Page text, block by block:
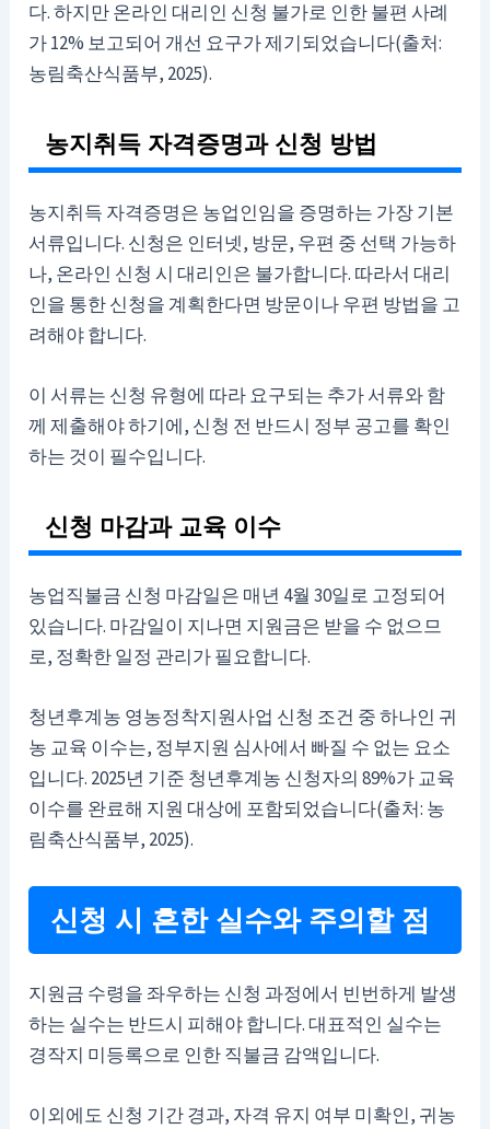
다. 하지만 온라인 대리인 신청 불가로 인한 불편 사례
가 12% 보고되어 개선 요구가 제기되었습니다(출처:
농림축산식품부, 2025).
농지취득 자격증명과 신청 방법
농지취득 자격증명은 농업인임을 증명하는 가장 기본
서류입니다. 신청은 인터넷, 방문, 우편 중 선택 가능하
나, 온라인 신청 시 대리인은 불가합니다. 따라서 대리
인을 통한 신청을 계획한다면 방문이나 우편 방법을 고
려해야 합니다.
이 서류는 신청 유형에 따라 요구되는 추가 서류와 함
께 제출해야 하기에, 신청 전 반드시 정부 공고를 확인
하는 것이 필수입니다.
신청 마감과 교육 이수
농업직불금 신청 마감일은 매년 4월 30일로 고정되어
있습니다. 마감일이 지나면 지원금은 받을 수 없으므
로, 정확한 일정 관리가 필요합니다.
청년후계농 영농정착지원사업 신청 조건 중 하나인 귀
농 교육 이수는, 정부지원 심사에서 빠질 수 없는 요소
입니다. 2025년 기준 청년후계농 신청자의 89%가 교육
이수를 완료해 지원 대상에 포함되었습니다(출처: 농
림축산식품부, 2025).
신청 시 흔한 실수와 주의할 점
지원금 수령을 좌우하는 신청 과정에서 빈번하게 발생
하는 실수는 반드시 피해야 합니다. 대표적인 실수는
경작지 미등록으로 인한 직불금 감액입니다.
이외에도 신청 기간 경과, 자격 유지 여부 미확인, 귀농